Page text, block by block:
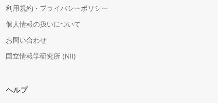
利用規約・プライバシーポリシー
個人情報の扱いについて
お問い合わせ
国立情報学研究所 (NII)
ヘルプ